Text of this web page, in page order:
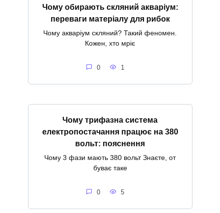
Чому обирають скляний акваріум:
переваги матеріалу для рибок
Чому акваріум скляний? Такий феномен.
Кожен, хто мріє
0 1
Чому трифазна система
електропостачання працює на 380
вольт: пояснення
Чому 3 фази мають 380 вольт Знаєте, от
буває таке
0 5